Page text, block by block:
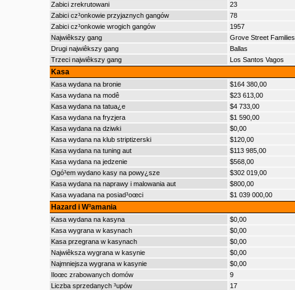
Zabici zrekrutowani
23
Zabici cz³onkowie przyjaznych gangów
78
Zabici cz³onkowie wrogich gangów
1957
Najwiêkszy gang
Grove Street Families
Drugi najwiêkszy gang
Ballas
Trzeci najwiêkszy gang
Los Santos Vagos
Kasa
Kasa wydana na bronie
$164 380,00
Kasa wydana na modê
$23 613,00
Kasa wydana na tatua¿e
$4 733,00
Kasa wydana na fryzjera
$1 590,00
Kasa wydana na dziwki
$0,00
Kasa wydana na klub striptizerski
$120,00
Kasa wydana na tuning aut
$113 985,00
Kasa wydana na jedzenie
$568,00
Ogó³em wydano kasy na powy¿sze
$302 019,00
Kasa wydana na naprawy i malowania aut
$800,00
Kasa wyadana na posiad³oœci
$1 039 000,00
Hazard i W³amania
Kasa wydana na kasyna
$0,00
Kasa wygrana w kasynach
$0,00
Kasa przegrana w kasynach
$0,00
Najwiêksza wygrana w kasynie
$0,00
Najmniejsza wygrana w kasynie
$0,00
Iloœc zrabowanych domów
9
Liczba sprzedanych ³upów
17